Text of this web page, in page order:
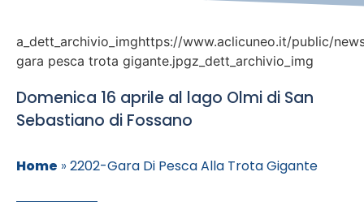
a_dett_archivio_imghttps://www.aclicuneo.it/public/
gara pesca trota gigante.jpgz_dett_archivio_img
Domenica 16 aprile al lago Olmi di San
Sebastiano di Fossano
Home » 2202-Gara Di Pesca Alla Trota Gigante